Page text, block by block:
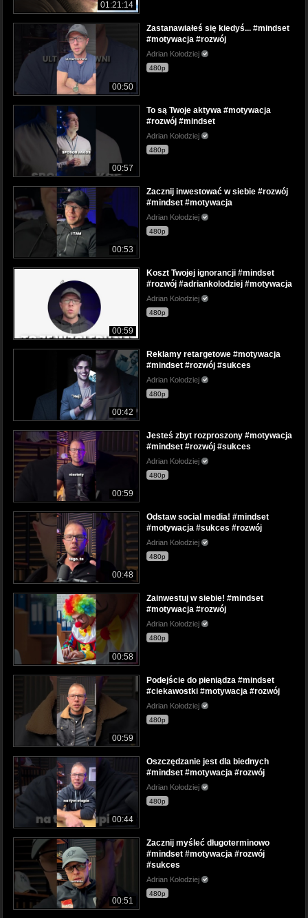
01:21:14
00:50
Zastanawiałeś się kiedyś... #mindset
#motywacja #rozwój
Adrian Kołodziej
480p
00:57
To są Twoje aktywa #motywacja
#rozwój #mindset
Adrian Kołodziej
480p
00:53
Zacznij inwestować w siebie #rozwój
#mindset #motywacja
Adrian Kołodziej
480p
00:59
Koszt Twojej ignorancji #mindset
#rozwój #adriankolodziej #motywacja
Adrian Kołodziej
480p
00:42
Reklamy retargetowe #motywacja
#mindset #rozwój #sukces
Adrian Kołodziej
480p
00:59
Jesteś zbyt rozproszony #motywacja
#mindset #rozwój #sukces
Adrian Kołodziej
480p
00:48
Odstaw social media! #mindset
#motywacja #sukces #rozwój
Adrian Kołodziej
480p
00:58
Zainwestuj w siebie! #mindset
#motywacja #rozwój
Adrian Kołodziej
480p
00:59
Podejście do pieniądza #mindset
#ciekawostki #motywacja #rozwój
Adrian Kołodziej
480p
00:44
Oszczędzanie jest dla biednych
#mindset #motywacja #rozwój
Adrian Kołodziej
480p
00:51
Zacznij myśleć długoterminowo
#mindset #motywacja #rozwój
#sukces
Adrian Kołodziej
480p